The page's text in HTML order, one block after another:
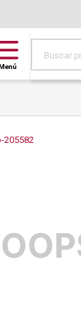
205582
tela
lona